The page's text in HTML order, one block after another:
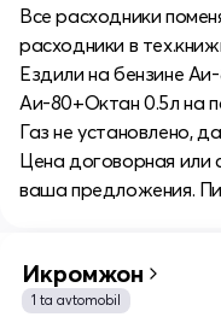
Все расходники
расходники в
Ездили на бензине
Аи-80+Октан 0.5л на
Газ не установлено,
Цена договорная или
ваша предложения.
Икромжон
1 ta avtomobil